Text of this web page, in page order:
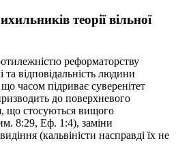
теорії вільної
реформаторству
та відповідальність людини
часом підриває суверенітет
до поверхневого
що стосуються вищого
8:29, Еф. 1:4), заміни
(кальвіністи насправді їх не